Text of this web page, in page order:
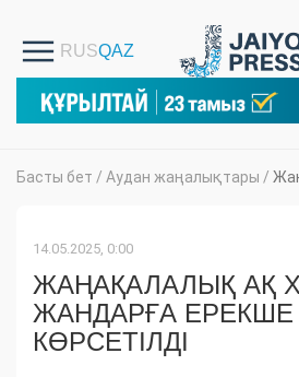
Басты бет / Аудан жаңалықтары /
14.05.2025, 0:00
ЖАҢАҚАЛАЛЫҚ АҚ
ЖАНДАРҒА ЕРЕКШЕ
КӨРСЕТІЛДІ